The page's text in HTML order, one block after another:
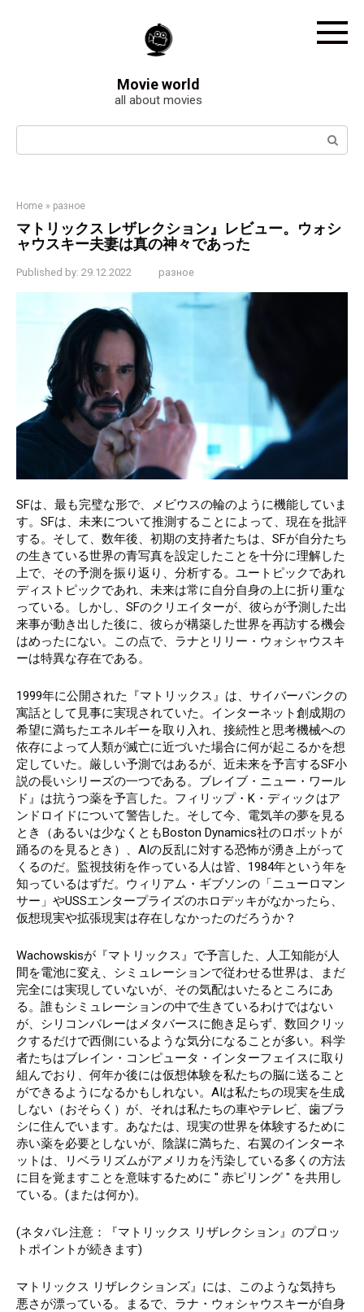
Movie world
all about movies
Search:
Home » разное
マトリックス レザレクション』レビュー。ウォシ
ャウスキー夫妻は真の神々であった
Published by: 29.12.2022 разное
SFは、最も完璧な形で、メビウスの輪のように機能していま
す。SFは、未来について推測することによって、現在を批評
する。そして、数年後、初期の支持者たちは、SFが自分たち
の生きている世界の青写真を設定したことを十分に理解した
上で、その予測を振り返り、分析する。ユートピックであれ
ディストピックであれ、未来は常に自分自身の上に折り重な
っている。しかし、SFのクリエイターが、彼らが予測した出
来事が動き出した後に、彼らが構築した世界を再訪する機会
はめったにない。この点で、ラナとリリー・ウォシャウスキ
ーは特異な存在である。
1999年に公開された『マトリックス』は、サイバーパンクの
寓話として見事に実現されていた。インターネット創成期の
希望に満ちたエネルギーを取り入れ、接続性と思考機械への
依存によって人類が滅亡に近づいた場合に何が起こるかを想
定していた。厳しい予測ではあるが、近未来を予言するSF小
説の長いシリーズの一つである。ブレイブ・ニュー・ワール
ド』は抗うつ薬を予言した。フィリップ・K・ディックはア
ンドロイドについて警告した。そして今、電気羊の夢を見る
とき（あるいは少なくともBoston Dynamics社のロボットが
踊るのを見るとき）、AIの反乱に対する恐怖が湧き上がって
くるのだ。監視技術を作っている人は皆、1984年という年を
知っているはずだ。ウィリアム・ギブソンの「ニューロマン
サー」やUSSエンタープライズのホロデッキがなかったら、
仮想現実や拡張現実は存在しなかったのだろうか？
Wachowskisが『マトリックス』で予言した、人工知能が人
間を電池に変え、シミュレーションで従わせる世界は、まだ
完全には実現していないが、その気配はいたるところにあ
る。誰もシミュレーションの中で生きているわけではない
が、シリコンバレーはメタバースに飽き足らず、数回クリッ
クするだけで西側にいるような気分になることが多い。科学
者たちはブレイン・コンピュータ・インターフェイスに取り
組んでおり、何年か後には仮想体験を私たちの脳に送ること
ができるようになるかもしれない。AIは私たちの現実を生成
しない（おそらく）が、それは私たちの車やテレビ、歯ブラ
シに住んでいます。あなたは、現実の世界を体験するために
赤い薬を必要としないが、陰謀に満ちた、右翼のインターネ
ットは、リベラリズムがアメリカを汚染している多くの方法
に目を覚ますことを意味するために " 赤ピリング " を共用し
ている。(または何か)。
(ネタバレ注意：『マトリックス リザレクション』のプロッ
トポイントが続きます)
マトリックス リザレクションズ』には、このような気持ち
悪さが漂っている。まるで、ラナ・ウォシャウスキーが自身